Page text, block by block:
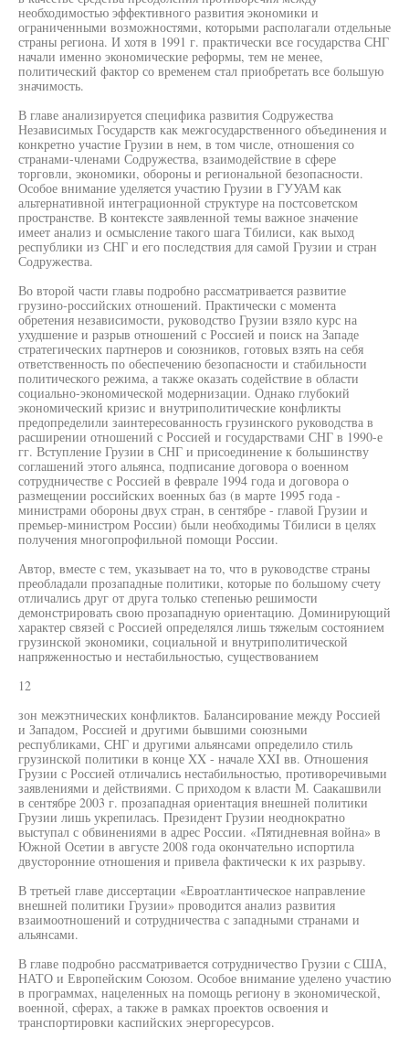
необходимостью эффективного развития экономики и
ограниченными возможностями, которыми располагали отдельные
страны региона. И хотя в 1991 г. практически все государства СНГ
начали именно экономические реформы, тем не менее,
политический фактор со временем стал приобретать все большую
значимость.
В главе анализируется специфика развития Содружества
Независимых Государств как межгосударственного объединения и
конкретно участие Грузии в нем, в том числе, отношения со
странами-членами Содружества, взаимодействие в сфере
торговли, экономики, обороны и региональной безопасности.
Особое внимание уделяется участию Грузии в ГУУАМ как
альтернативной интеграционной структуре на постсоветском
пространстве. В контексте заявленной темы важное значение
имеет анализ и осмысление такого шага Тбилиси, как выход
республики из СНГ и его последствия для самой Грузии и стран
Содружества.
Во второй части главы подробно рассматривается развитие
грузино-российских отношений. Практически с момента
обретения независимости, руководство Грузии взяло курс на
ухудшение и разрыв отношений с Россией и поиск на Западе
стратегических партнеров и союзников, готовых взять на себя
ответственность по обеспечению безопасности и стабильности
политического режима, а также оказать содействие в области
социально-экономической модернизации. Однако глубокий
экономический кризис и внутриполитические конфликты
предопределили заинтересованность грузинского руководства в
расширении отношений с Россией и государствами СНГ в 1990-е
гг. Вступление Грузии в СНГ и присоединение к большинству
соглашений этого альянса, подписание договора о военном
сотрудничестве с Россией в феврале 1994 года и договора о
размещении российских военных баз (в марте 1995 года -
министрами обороны двух стран, в сентябре - главой Грузии и
премьер-министром России) были необходимы Тбилиси в целях
получения многопрофильной помощи России.
Автор, вместе с тем, указывает на то, что в руководстве страны
преобладали прозападные политики, которые по большому счету
отличались друг от друга только степенью решимости
демонстрировать свою прозападную ориентацию. Доминирующий
характер связей с Россией определялся лишь тяжелым состоянием
грузинской экономики, социальной и внутриполитической
напряженностью и нестабильностью, существованием
12
зон межэтнических конфликтов. Балансирование между Россией
и Западом, Россией и другими бывшими союзными
республиками, СНГ и другими альянсами определило стиль
грузинской политики в конце XX - начале XXI вв. Отношения
Грузии с Россией отличались нестабильностью, противоречивыми
заявлениями и действиями. С приходом к власти М. Саакашвили
в сентябре 2003 г. прозападная ориентация внешней политики
Грузии лишь укрепилась. Президент Грузии неоднократно
выступал с обвинениями в адрес России. «Пятидневная война» в
Южной Осетии в августе 2008 года окончательно испортила
двусторонние отношения и привела фактически к их разрыву.
В третьей главе диссертации «Евроатлантическое направление
внешней политики Грузии» проводится анализ развития
взаимоотношений и сотрудничества с западными странами и
альянсами.
В главе подробно рассматривается сотрудничество Грузии с США,
НАТО и Европейским Союзом. Особое внимание уделено участию
в программах, нацеленных на помощь региону в экономической,
военной, сферах, а также в рамках проектов освоения и
транспортировки каспийских энергоресурсов.